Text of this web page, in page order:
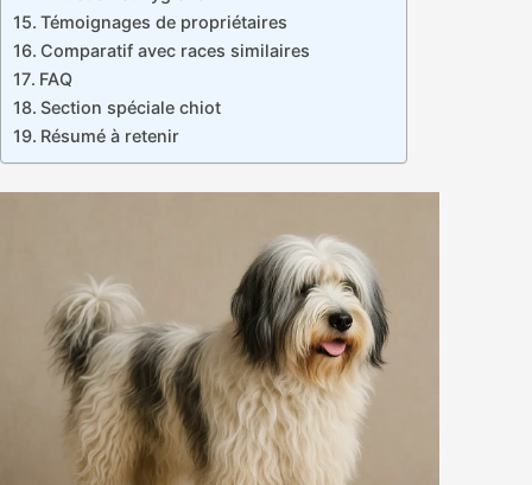
Témoignages de propriétaires
Comparatif avec races similaires
FAQ
Section spéciale chiot
Résumé à retenir